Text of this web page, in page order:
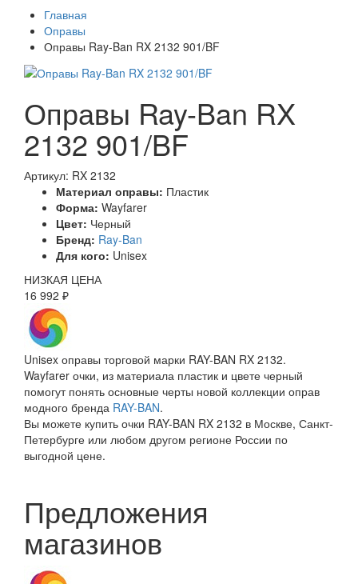
Главная
Оправы
Оправы Ray-Ban RX 2132 901/BF
Оправы Ray-Ban RX
2132 901/BF
Артикул: RX 2132
Материал оправы: Пластик
Форма: Wayfarer
Цвет: Черный
Бренд: Ray-Ban
Для кого: Unisex
НИЗКАЯ ЦЕНА
16 992 ₽
Unisex оправы торговой марки RAY-BAN RX 2132.
Wayfarer очки, из материала пластик и цвете черный
помогут понять основные черты новой коллекции оправ
модного бренда RAY-BAN.
Вы можете купить очки RAY-BAN RX 2132 в Москве, Санкт-
Петербурге или любом другом регионе России по
выгодной цене.
Предложения
магазинов